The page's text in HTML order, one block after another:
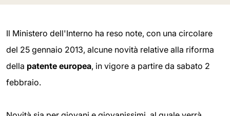
Il Ministero dell'Interno ha reso note, con una circolare
del 25 gennaio 2013, alcune novità relative alla riforma
della patente europea, in vigore a partire da sabato 2
febbraio.